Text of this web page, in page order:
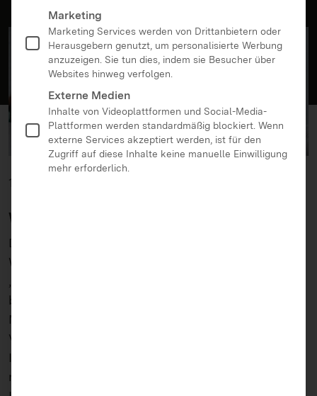
14.09.2024
Was ist Sharenting?
Der englisch geprägte Begriff „Sharenting“ ist eine
Wortneuschöpfung aus den englischen Begriffen
beschreibt den Trend, dass Eltern „eine große
Menge potenziell sensibler Inhalte wie Fotos,
Videos und Informationen über ihre Kinder auf
Internetplattformen veröffentlichen.“ Das ist längst
nicht mehr nur bei Prominenten oder
Marketing
Marketing Services werden von Drittanbietern oder
Herausgebern genutzt, um personalisierte Werbung
anzuzeigen. Sie tun dies, indem sie Besucher über
Websites hinweg verfolgen.
Externe Medien
Inhalte von Videoplattformen und Social-Media-
Plattformen werden standardmäßig blockiert. Wenn
externe Services akzeptiert werden, ist für den
Zugriff auf diese Inhalte keine manuelle Einwilligung
mehr erforderlich.